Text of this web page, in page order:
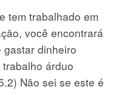
tem trabalhado em
você encontrará
gastar dinheiro
árduo
Não sei se este é